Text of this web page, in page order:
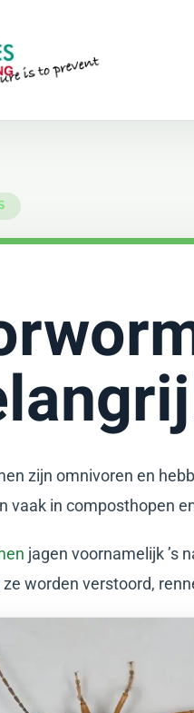
zijn omnivoren en
vaak in composthopen
jagen voornamelijk ’s
ze worden verstoord,